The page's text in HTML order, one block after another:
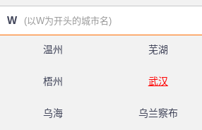
W (以W为开头的城市名)
温州 芜湖
梧州 武汉
乌海 乌兰察布